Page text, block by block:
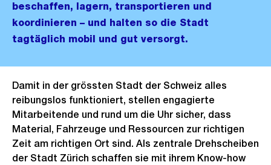
beschaffen, lagern, transportieren und
koordinieren – und halten so die Stadt
tagtäglich mobil und gut versorgt.
Damit in der grössten Stadt der Schweiz alles
reibungslos funktioniert, stellen engagierte
Mitarbeitende und rund um die Uhr sicher, dass
Material, Fahrzeuge und Ressourcen zur richtigen
Zeit am richtigen Ort sind. Als zentrale Drehscheiben
der Stadt Zürich schaffen sie mit ihrem Know-how